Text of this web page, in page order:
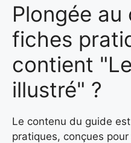
Plongée
fiches
contient
illustré" ?
Le contenu du guide
pratiques, conçues